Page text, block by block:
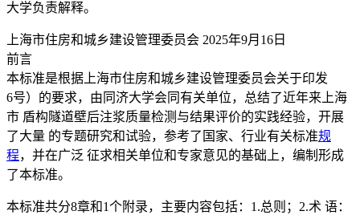
大学负责解释。
上海市住房和城乡建设管理委员会 2025年9月16日
前言
本标准是根据上海市住房和城乡建设管理委员会关于印发
6号）的要求，由同济大学会同有关单位，总结了近年来上海
市 盾构隧道壁后注浆质量检测与结果评价的实践经验，开展
了大量 的专题研究和试验，参考了国家、行业有关标准规
程，并在广泛 征求相关单位和专家意见的基础上，编制形成
了本标准。
本标准共分8章和1个附录，主要内容包括：1.总则；2.术 语：